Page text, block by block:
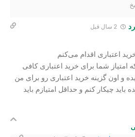
اعتباری اقدام می‌کنم
امتیاز شما برای خرید اعتباری کافی
و اون گزینه خرید اعتباری رو برای من
چیکار کنم و حداقل امتیازم باید